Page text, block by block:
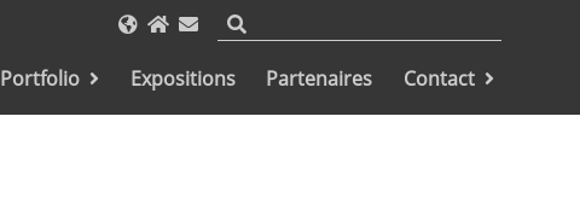
Portfolio Expositions Partenaires Contact